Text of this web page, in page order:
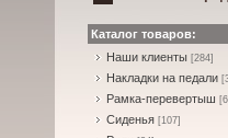
Каталог товаров:
Наши клиенты [284]
Накладки на педали
Рамка-перевертыш [6]
Сиденья [107]